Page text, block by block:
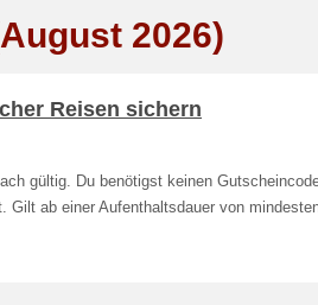
2026)
Reisen sichern
gültig. Du benötigst keinen
Gilt ab einer Aufenthaltsdauer von